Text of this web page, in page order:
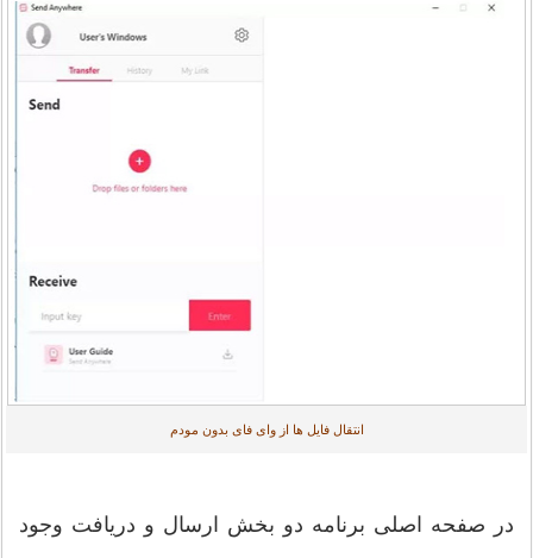
انتقال فایل ها از وای فای بدون مودم
در صفحه اصلی برنامه دو بخش ارسال و دریافت وجود